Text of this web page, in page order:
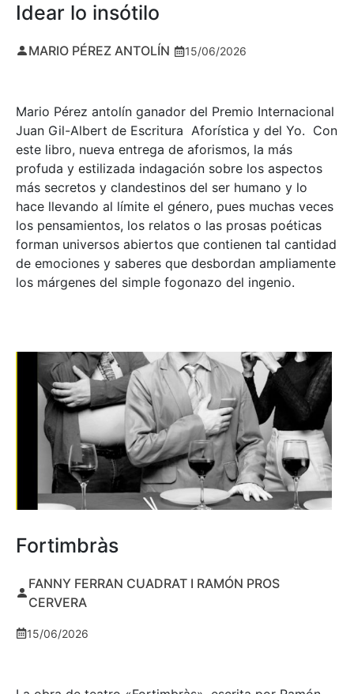
Idear lo insótilo
MARIO PÉREZ ANTOLÍN 15/06/2026
Mario Pérez antolín ganador del Premio Internacional
Juan Gil-Albert de Escritura Aforística y del Yo. Con
este libro, nueva entrega de aforismos, la más
profuda y estilizada indagación sobre los aspectos
más secretos y clandestinos del ser humano y lo
hace llevando al límite el género, pues muchas veces
los pensamientos, los relatos o las prosas poéticas
forman universos abiertos que contienen tal cantidad
de emociones y saberes que desbordan ampliamente
los márgenes del simple fogonazo del ingenio.
Fortimbràs
FANNY FERRAN CUADRAT I RAMÓN PROS
CERVERA
15/06/2026